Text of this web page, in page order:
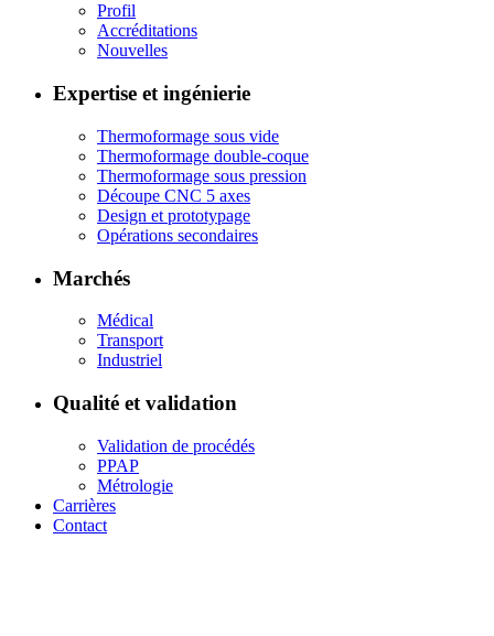
Profil
Accréditations
Nouvelles
Expertise et ingénierie
Thermoformage sous vide
Thermoformage double-coque
Thermoformage sous pression
Découpe CNC 5 axes
Design et prototypage
Opérations secondaires
Marchés
Médical
Transport
Industriel
Qualité et validation
Validation de procédés
PPAP
Métrologie
Carrières
Contact